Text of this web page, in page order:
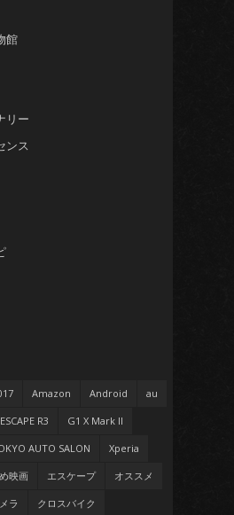
館
リー
ンス
Amazon Android au
ESCAPE R3 G1 X Mark II
AUTO SALON Xperia
映画 エスケープ オススメ
ラ クロスバイク